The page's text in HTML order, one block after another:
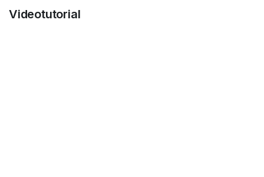
Videotutorial